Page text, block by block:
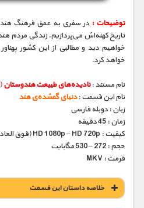
توضیحات : در سفری به عمق فرهنگ
تاریخ کهنه‌اش می‌پردازیم. زندگی مردم
خواهیم دید و مطالبی از این کشور
خواهد کرد.
نام مستند :نادیده‌های طبیعت هندوستان(Wildest India)
نام این قسمت :دنیای گمشده‌ی هند
زبان : دوبله فارسی
زمان : 45 دقیقه
کیفیت : HD 1080p – HD 720p (فوق العاده)
حجم : 272 – 530 مگابایت
فرمت : MKV
خلاصه داستان این قسمت